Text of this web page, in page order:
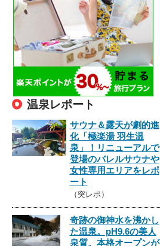
温泉レポート
サウナ＆露天が劇的進
化「極楽湯 羽生温
泉」！リニューアルで
登場のバレルサウナや
女性専用エリアをレポ
ート
（突レポ）
奇跡の御神水を沸かし
た温泉。pH9.6の美人
泉質。本格オープンが